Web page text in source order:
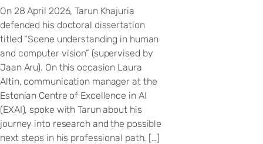
On 28 April 2026, Tarun Khajuria
defended his doctoral dissertation
titled “Scene understanding in human
and computer vision” (supervised by
Jaan Aru). On this occasion Laura
Altin, communication manager at the
Estonian Centre of Excellence in AI
(EXAI), spoke with Tarun about his
journey into research and the possible
next steps in his professional path. […]